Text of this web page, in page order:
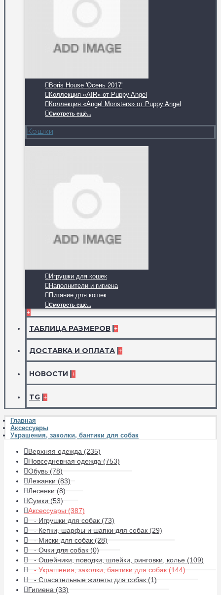
Boris House 'Осень 2017'
Коллекция «AIR» от Puppy Angel
Коллекция «Angel Monsters» от Puppy Angel
Смотреть ещё...
Кошки
Игрушки для кошек
Наполнители и гигиена
Питание для кошек
Смотреть ещё...
+
ТАБЛИЦА РАЗМЕРОВ +
ДОСТАВКА И ОПЛАТА +
НОВОСТИ +
TG +
Главная
Аксессуары
Украшения, заколки, бантики для собак
Верхняя одежда (235)
Повседневная одежда (753)
Обувь (78)
Лежанки (83)
Лесенки (8)
Сумки (53)
Аксессуары (387)
- Игрушки для собак (73)
- Кепки, шарфы и шапки для собак (29)
- Миски для собак (28)
- Очки для собак (0)
- Ошейники, поводки, шлейки, ринговки, колье (109)
- Украшения, заколки, бантики для собак (144)
- Спасательные жилеты для собак (1)
Гигиена (33)